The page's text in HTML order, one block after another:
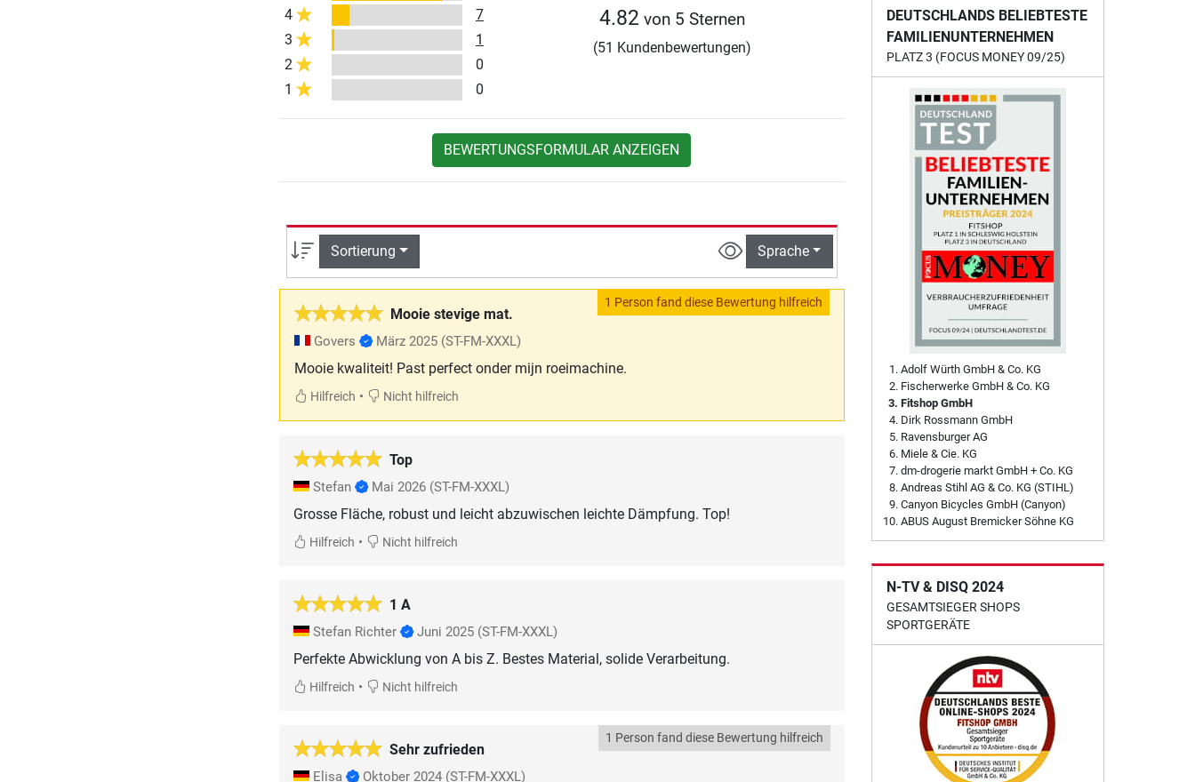
4
7
3
1
2
0
1
0
4.82 von 5 Sternen
(51 Kundenbewertungen)
BEWERTUNGSFORMULAR ANZEIGEN
Sortierung Sprache
Mooie stevige mat.
1 Person fand diese Bewertung hilfreich
Govers März 2025 (ST-FM-XXXL)
Mooie kwaliteit! Past perfect onder mijn roeimachine.
Hilfreich • Nicht hilfreich
Top
Stefan Mai 2026 (ST-FM-XXXL)
Grosse Fläche, robust und leicht abzuwischen leichte Dämpfung. Top!
Hilfreich • Nicht hilfreich
1 A
Stefan Richter Juni 2025 (ST-FM-XXXL)
Perfekte Abwicklung von A bis Z. Bestes Material, solide Verarbeitung.
Hilfreich • Nicht hilfreich
Sehr zufrieden
1 Person fand diese Bewertung hilfreich
Elisa Oktober 2024 (ST-FM-XXXL)
DEUTSCHLANDS BELIEBTESTE
FAMILIENUNTERNEHMEN
PLATZ 3 (FOCUS MONEY 09/25)
Adolf Würth GmbH & Co. KG
Fischerwerke GmbH & Co. KG
Fitshop GmbH
Dirk Rossmann GmbH
Ravensburger AG
Miele & Cie. KG
dm-drogerie markt GmbH + Co. KG
Andreas Stihl AG & Co. KG (STIHL)
Canyon Bicycles GmbH (Canyon)
ABUS August Bremicker Söhne KG
N-TV & DISQ 2024
GESAMTSIEGER SHOPS
SPORTGERÄTE